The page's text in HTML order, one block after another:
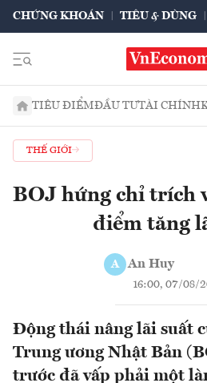
CHỨNG KHOÁN TIÊU & DÙNG
TIÊU ĐIỂMĐẦU TƯTÀI CHÍNH
THẾ GIỚI
BOJ hứng chỉ trích
điểm tăng
A An Huy
16:00, 07/08/
Động thái nâng lãi suất
Trung ương Nhật Bản
trước đã vấp phải một